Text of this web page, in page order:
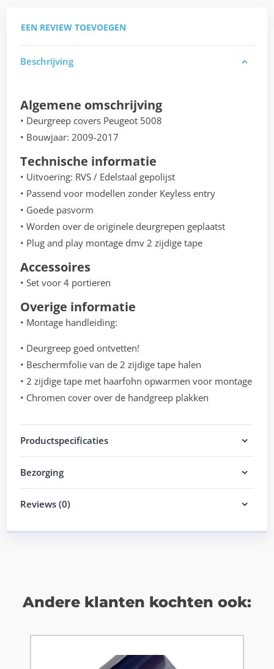
EEN REVIEW TOEVOEGEN
Beschrijving
Algemene omschrijving
• Deurgreep covers Peugeot 5008
• Bouwjaar: 2009-2017
Technische informatie
• Uitvoering: RVS / Edelstaal gepolijst
• Passend voor modellen zonder Keyless entry
• Goede pasvorm
• Worden over de originele deurgrepen geplaatst
• Plug and play montage dmv 2 zijdige tape
Accessoires
• Set voor 4 portieren
Overige informatie
• Montage handleiding:
• Deurgreep goed ontvetten!
• Beschermfolie van de 2 zijdige tape halen
• 2 zijdige tape met haarfohn opwarmen voor montage
• Chromen cover over de handgreep plakken
Productspecificaties
Bezorging
Reviews (0)
Andere klanten kochten ook: